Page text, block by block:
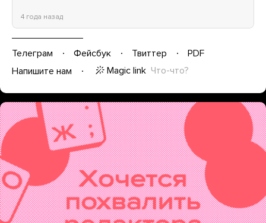
4 года назад
Телеграм Фейсбук Твиттер
PDF
Напишите нам
Magic link Что-что?